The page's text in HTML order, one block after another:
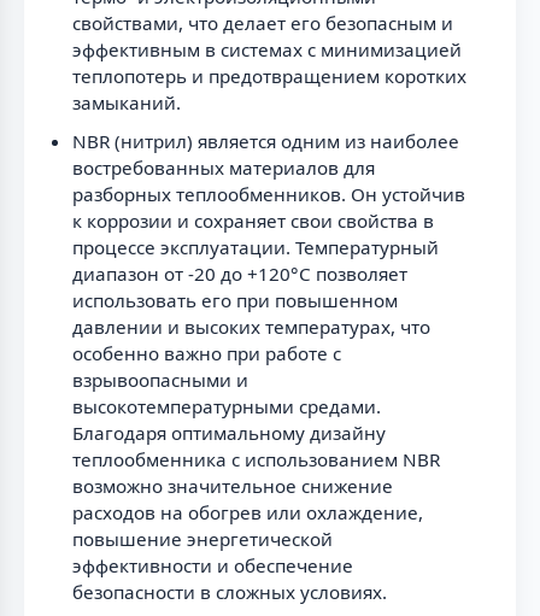
свойствами, что делает его безопасным и
эффективным в системах с минимизацией
теплопотерь и предотвращением коротких
замыканий.
NBR (нитрил) является одним из наиболее
востребованных материалов для
разборных теплообменников. Он устойчив
к коррозии и сохраняет свои свойства в
процессе эксплуатации. Температурный
диапазон от -20 до +120°С позволяет
использовать его при повышенном
давлении и высоких температурах, что
особенно важно при работе с
взрывоопасными и
высокотемпературными средами.
Благодаря оптимальному дизайну
теплообменника с использованием NBR
возможно значительное снижение
расходов на обогрев или охлаждение,
повышение энергетической
эффективности и обеспечение
безопасности в сложных условиях.